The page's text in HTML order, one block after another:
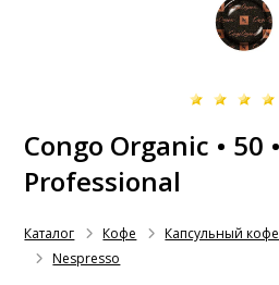
Congo Organic • 50
Professional
Каталог Кофе Капсульный кофе
Nespresso